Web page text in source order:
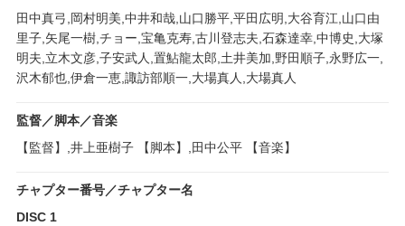
田中真弓,岡村明美,中井和哉,山口勝平,平田広明,大谷育江,山口由
里子,矢尾一樹,チョー,宝亀克寿,古川登志夫,石森達幸,中博史,大塚
明夫,立木文彦,子安武人,置鮎龍太郎,土井美加,野田順子,永野広一,
沢木郁也,伊倉一恵,諏訪部順一,大場真人,大場真人
監督／脚本／音楽
【監督】,井上亜樹子 【脚本】,田中公平 【音楽】
チャプター番号／チャプター名
DISC 1